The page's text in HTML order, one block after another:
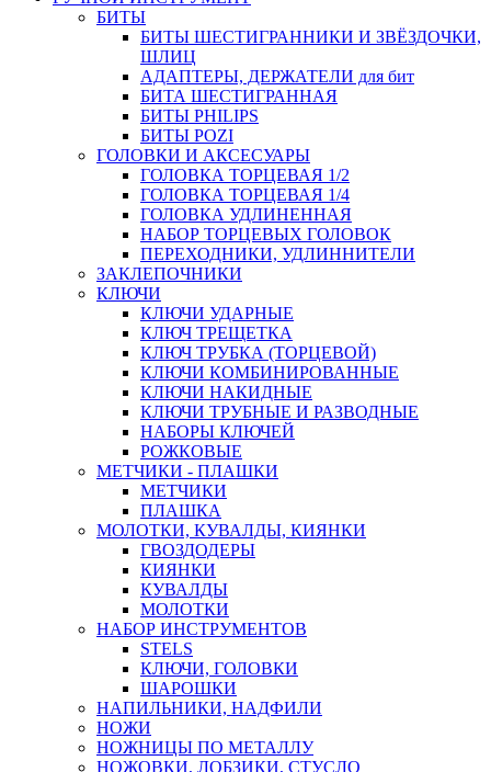
БИТЫ
БИТЫ ШЕСТИГРАННИКИ И ЗВЁЗДОЧКИ,
ШЛИЦ
АДАПТЕРЫ, ДЕРЖАТЕЛИ для бит
БИТА ШЕСТИГРАННАЯ
БИТЫ PHILIPS
БИТЫ POZI
ГОЛОВКИ И АКСЕСУАРЫ
ГОЛОВКА ТОРЦЕВАЯ 1/2
ГОЛОВКА ТОРЦЕВАЯ 1/4
ГОЛОВКА УДЛИНЕННАЯ
НАБОР ТОРЦЕВЫХ ГОЛОВОК
ПЕРЕХОДНИКИ, УДЛИННИТЕЛИ
ЗАКЛЕПОЧНИКИ
КЛЮЧИ
КЛЮЧИ УДАРНЫЕ
КЛЮЧ ТРЕЩЕТКА
КЛЮЧ ТРУБКА (ТОРЦЕВОЙ)
КЛЮЧИ КОМБИНИРОВАННЫЕ
КЛЮЧИ НАКИДНЫЕ
КЛЮЧИ ТРУБНЫЕ И РАЗВОДНЫЕ
НАБОРЫ КЛЮЧЕЙ
РОЖКОВЫЕ
МЕТЧИКИ - ПЛАШКИ
МЕТЧИКИ
ПЛАШКА
МОЛОТКИ, КУВАЛДЫ, КИЯНКИ
ГВОЗДОДЕРЫ
КИЯНКИ
КУВАЛДЫ
МОЛОТКИ
НАБОР ИНСТРУМЕНТОВ
STELS
КЛЮЧИ, ГОЛОВКИ
ШАРОШКИ
НАПИЛЬНИКИ, НАДФИЛИ
НОЖИ
НОЖНИЦЫ ПО МЕТАЛЛУ
НОЖОВКИ, ЛОБЗИКИ, СТУСЛО